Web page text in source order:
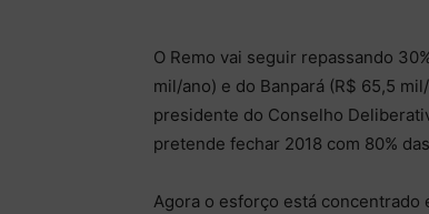
O Remo vai seguir repassando
mil/ano) e do Banpará (R$ 65,5
presidente do Conselho
pretende fechar 2018 com 80%
Agora o esforço está concentrado